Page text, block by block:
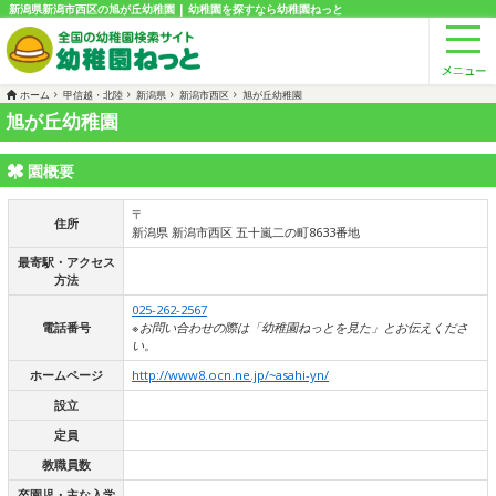
新潟県新潟市西区の旭が丘幼稚園 | 幼稚園を探すなら幼稚園ねっと
ホーム 甲信越・北陸 新潟県 新潟市西区 旭が丘幼稚園
旭が丘幼稚園
園概要
住所
〒
新潟県 新潟市西区 五十嵐二の町8633番地
最寄駅・アクセス
方法
電話番号
025-262-2567
※お問い合わせの際は「幼稚園ねっとを見た」とお伝えくださ
い。
ホームページ
http://www8.ocn.ne.jp/~asahi-yn/
設立
定員
教職員数